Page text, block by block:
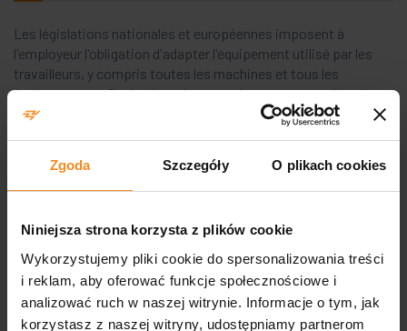
Zgoda Szczegóły O plikach cookies
Niniejsza strona korzysta z plików cookie
Wykorzystujemy pliki cookie do spersonalizowania treści
i reklam, aby oferować funkcje społecznościowe i
analizować ruch w naszej witrynie. Informacje o tym, jak
korzystasz z naszej witryny, udostępniamy partnerom
Les législations nationales et européennes imposent à
l'employeur l'obligation d'adapter l'équipement utilisé par les
travailleurs, y compris toutes les machines et tous les
équipements, afin de répondre aux exigences en matière de
santé et de sécurité.
l'entretien des machines
2
modification de la
3 4